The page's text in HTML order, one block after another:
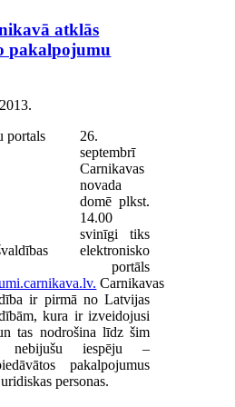
atklās
pakalpojumu
.
26.
septembrī
Carnikavas
novada
domē plkst.
14.00
svinīgi tiks
elektronisko
portāls
Carnikavas
ir pirmā no Latvijas
kura ir izveidojusi
tas nodrošina līdz šim
nebijušu iespēju –
pakalpojumus
personas.